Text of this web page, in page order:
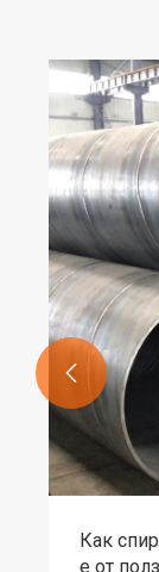
Как
Виж
